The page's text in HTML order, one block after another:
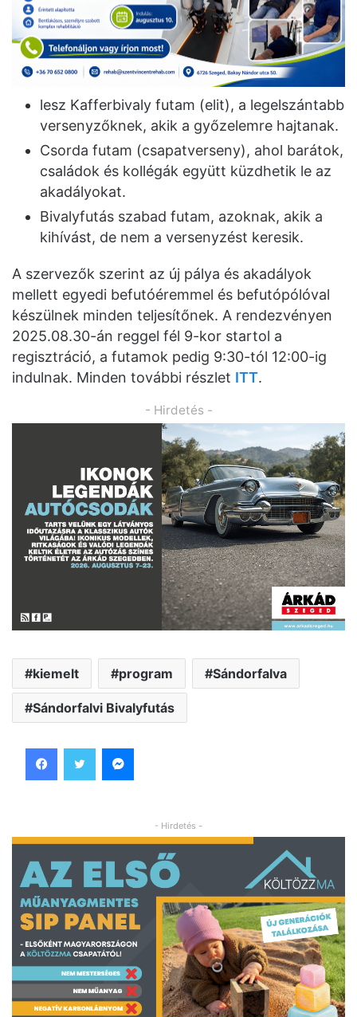
lesz Kafferbivaly futam (elit), a legelszántabb
versenyzőknek, akik a győzelemre hajtanak.
Csorda futam (csapatverseny), ahol barátok,
családok és kollégák együtt küzdhetik le az
akadályokat.
Bivalyfutás szabad futam, azoknak, akik a
kihívást, de nem a versenyzést keresik.
A szervezők szerint az új pálya és akadályok
mellett egyedi befutóéremmel és befutópólóval
készülnek minden teljesítőnek. A rendezvényen
2025.08.30-án reggel fél 9-kor startol a
regisztráció, a futamok pedig 9:30-tól 12:00-ig
indulnak. Minden további részlet ITT.
- Hirdetés -
kiemelt program Sándorfalva
Sándorfalvi Bivalyfutás
- Hirdetés -